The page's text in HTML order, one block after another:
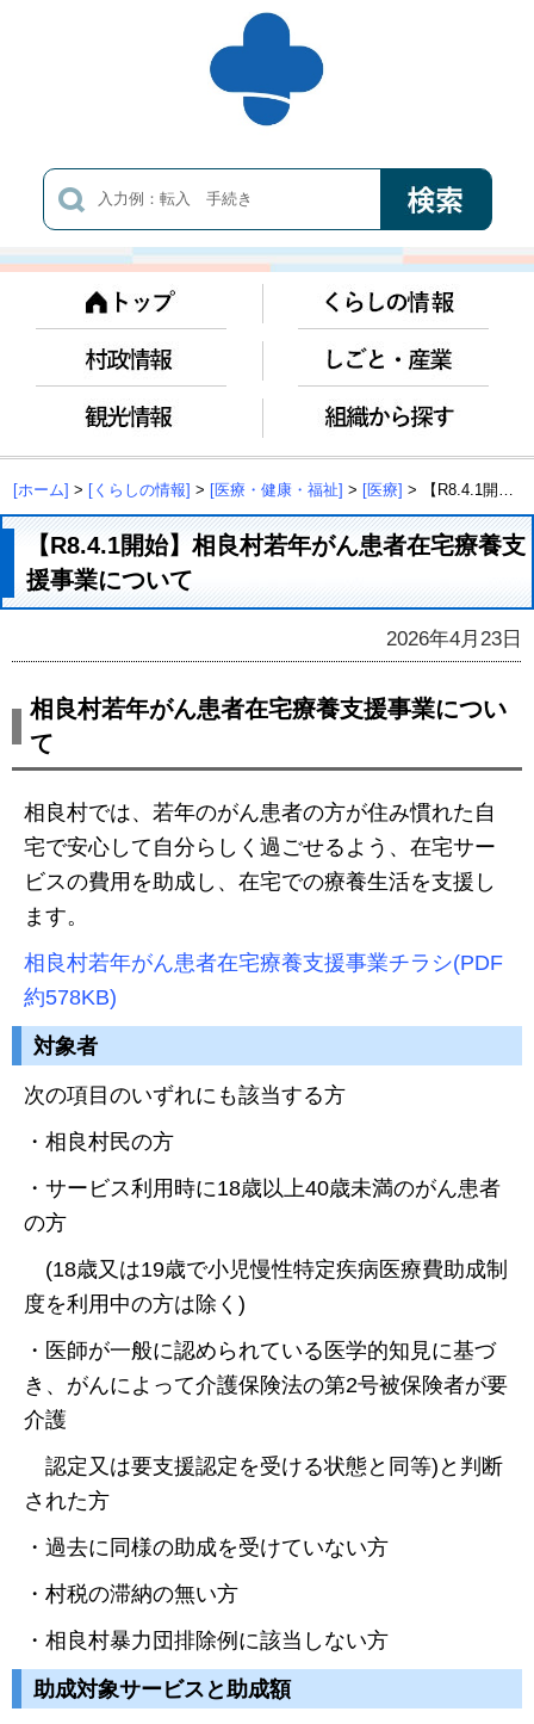
[ホーム] > [くらしの情報] > [医療・健康・福祉] > [医療] > 【R8.4.1開始】相良村若年がん患者在宅療養支援事業について
【R8.4.1開始】相良村若年がん患者在宅療養支
援事業について
2026年4月23日
相良村若年がん患者在宅療養支援事業につい
て
相良村では、若年のがん患者の方が住み慣れた自
宅で安心して自分らしく過ごせるよう、在宅サー
ビスの費用を助成し、在宅での療養生活を支援し
ます。
相良村若年がん患者在宅療養支援事業チラシ(PDF
約578KB)
対象者
次の項目のいずれにも該当する方
・相良村民の方
・サービス利用時に18歳以上40歳未満のがん患者
の方
(18歳又は19歳で小児慢性特定疾病医療費助成制
度を利用中の方は除く)
・医師が一般に認められている医学的知見に基づ
き、がんによって介護保険法の第2号被保険者が要
介護
認定又は要支援認定を受ける状態と同等)と判断
された方
・過去に同様の助成を受けていない方
・村税の滞納の無い方
・相良村暴力団排除例に該当しない方
助成対象サービスと助成額